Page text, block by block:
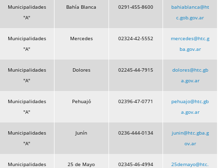
Municipalidades
"A"
Bahía Blanca 0291-455-8600
bahiablanca@ht
c.gob.gov.ar
Municipalidades
"A"
Mercedes 02324-42-5552
mercedes@htc.g
ba.gov.ar
Municipalidades
"A"
Dolores 02245-44-7915
dolores@htc.gb
a.gov.ar
Municipalidades
"A"
Pehuajó 02396-47-0771
pehuajo@htc.gb
a.gov.ar
Municipalidades
"A"
Junín 0236-444-0134
junin@htc.gba.g
ov.ar
Municipalidades
25 de Mayo 02345-46-4994
25demayo@htc.